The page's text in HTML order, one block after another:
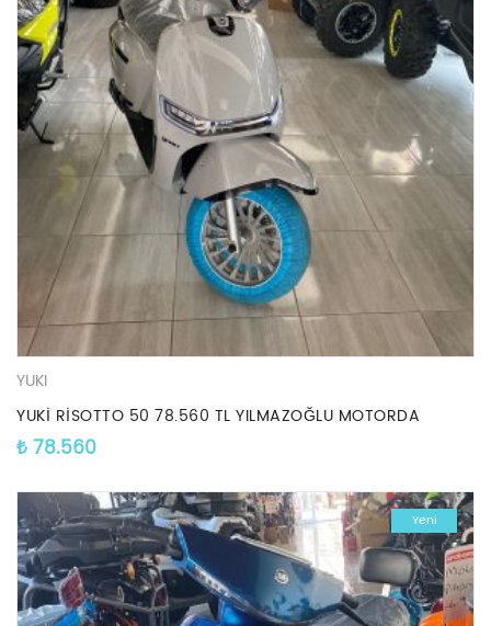
YUKI
YUKİ RİSOTTO 50 78.560 TL YILMAZOĞLU MOTORDA
₺78.560
Yeni